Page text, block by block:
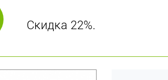
Скидка 22%.